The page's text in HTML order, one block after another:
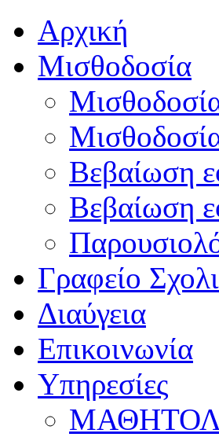
Αρχική
Μισθοδοσία
Βεβαίωση
Βεβαίωση
Γραφείο
Διαύγεια
Επικοινωνία
Υπηρεσίες